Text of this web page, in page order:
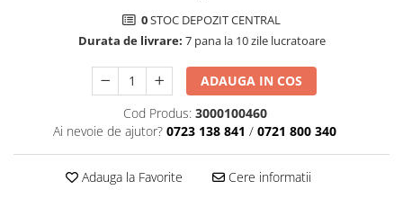
IBC Top Fix 200
K2-Systems GmbH
Conectica
0STOC DEPOZIT CENTRAL
Durata de livrare: 7 pana la 10 zile lucratoare
ADAUGA IN COS
Cod Produs: 3000100460
Ai nevoie de ajutor? 0723 138 841 / 0721 800 340
Adauga la Favorite Cere informatii